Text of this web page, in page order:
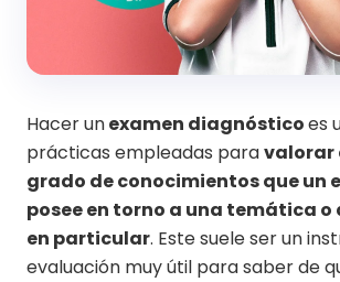
Hacer unexamen diagnósticoes
prácticas empleadas paravalorar
grado de conocimientos que un
posee en torno a una temática
en particular. Este suele ser un
evaluación muy útil para saber de